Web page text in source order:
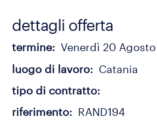
dettagli offerta
termine
Venerdì 20 Agosto
luogo di lavoro
Catania
tipo di contratto
riferimento
RAND194